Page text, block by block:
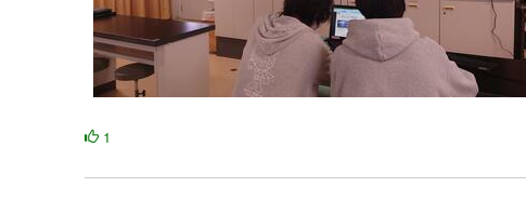
1